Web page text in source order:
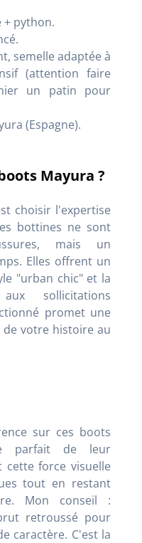
+ python.
semelle adaptée à
(attention faire
un patin pour
(Espagne).
Mayura ?
choisir l'expertise
bottines ne sont
mais un
Elles offrent un
"urban chic" et la
sollicitations
promet une
votre histoire au
sur ces boots
parfait de leur
cette force visuelle
tout en restant
Mon conseil :
retroussé pour
caractère. C'est la